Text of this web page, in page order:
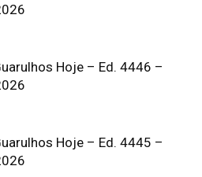
Hoje – Ed. 4446 –
Hoje – Ed. 4445 –